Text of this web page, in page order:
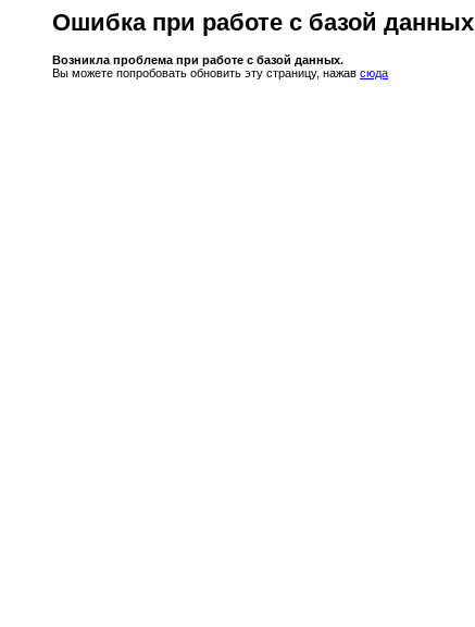
Ошибка при работе с базой данных
Возникла проблема при работе с базой данных.
Вы можете попробовать обновить эту страницу, нажав сюда